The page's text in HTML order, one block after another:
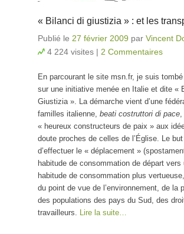
« Bilanci di giustizia » : et les
Publié le 27 février 2009 par Vincent
4 224 visites | 2 Commentaires
En parcourant le site msn.fr, je suis
sur une initiative menée en Italie et dite «
Giustizia ». La démarche vient d’une
familles italienne, beati costruttori di pace
« heureux constructeurs de paix » aux
doute proches de celles de l’Église. Le
d’effectuer le « déplacement »
habitude de consommation de départ vers
habitude de consommation plus
du point de vue de l’environnement, de la
des populations des pays du Sud, des
travailleurs.
Lire la suite…